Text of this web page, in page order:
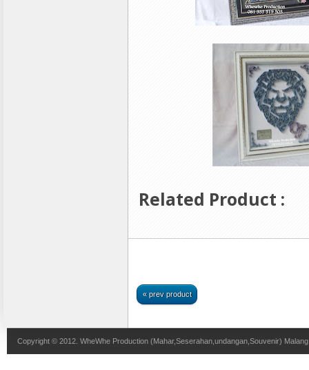
Related Product :
« prev product
Copyright © 2012. WheWhe Production (Mahar,Seserahan,undangan,Souvenir) Malang